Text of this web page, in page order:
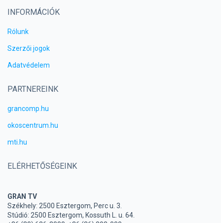
INFORMÁCIÓK
Rólunk
Szerzői jogok
Adatvédelem
PARTNEREINK
grancomp.hu
okoscentrum.hu
mti.hu
ELÉRHETŐSÉGEINK
GRAN TV
Székhely: 2500 Esztergom, Perc u. 3.
Stúdió: 2500 Esztergom, Kossuth L. u. 64.